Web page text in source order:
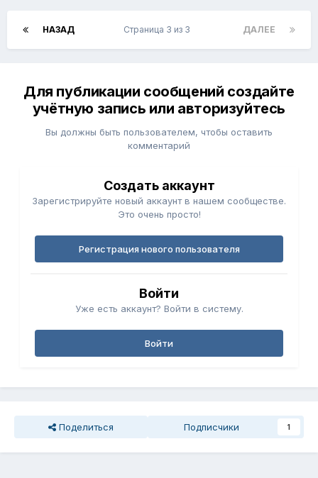
НАЗАД ДАЛЕЕ
Страница 3 из 3
Для публикации сообщений создайте
учётную запись или авторизуйтесь
Вы должны быть пользователем, чтобы оставить
комментарий
Создать аккаунт
Зарегистрируйте новый аккаунт в нашем сообществе.
Это очень просто!
Регистрация нового пользователя
Войти
Уже есть аккаунт? Войти в систему.
Войти
Поделиться Подписчики 1